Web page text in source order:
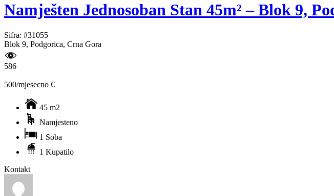
Namješten Jednosoban Stan 45m² – Blok 9,
Sifra: #31055
Blok 9, Podgorica, Crna Gora
586
500/mjesecno €
45 m2
Namjesteno
1 Soba
1 Kupatilo
Kontakt